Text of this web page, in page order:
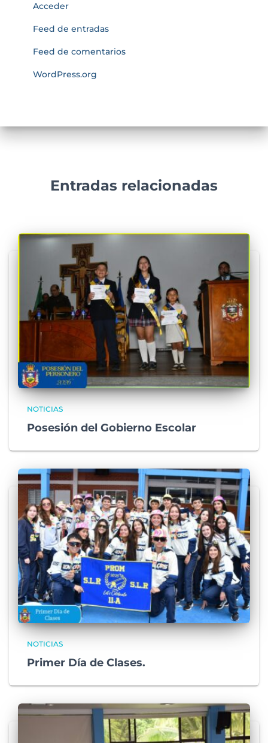
Acceder
Feed de entradas
Feed de comentarios
WordPress.org
Entradas relacionadas
NOTICIAS
Posesión del Gobierno Escolar
NOTICIAS
Primer Día de Clases.